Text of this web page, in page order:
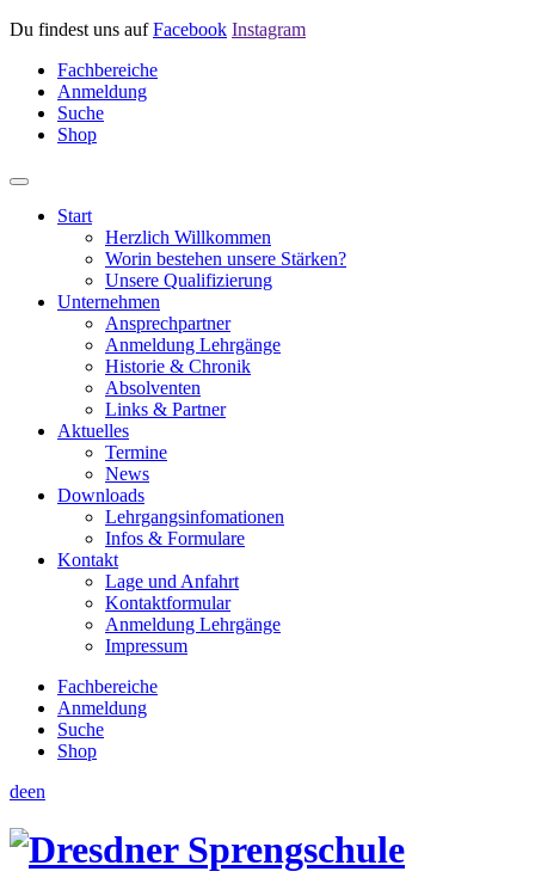
Du findest uns aufFacebook Instagram
Fachbereiche
Anmeldung
Suche
Shop
Start
Herzlich Willkommen
Worin bestehen unsere Stärken?
Unsere Qualifizierung
Unternehmen
Ansprechpartner
Anmeldung Lehrgänge
Historie & Chronik
Absolventen
Links & Partner
Aktuelles
Termine
News
Downloads
Lehrgangsinfomationen
Infos & Formulare
Kontakt
Lage und Anfahrt
Kontaktformular
Anmeldung Lehrgänge
Impressum
Fachbereiche
Anmeldung
Suche
Shop
deen